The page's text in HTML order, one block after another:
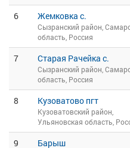
6 Жемковка с.
Сызранский район,
область, Россия
7 Старая Рачейка с.
Сызранский район,
область, Россия
8 Кузоватово пгт
Кузоватовский район,
Ульяновская область,
9 Барыш